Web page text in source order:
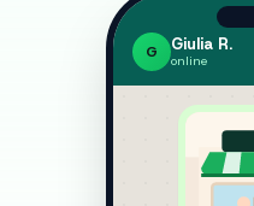
G Giulia R.
…